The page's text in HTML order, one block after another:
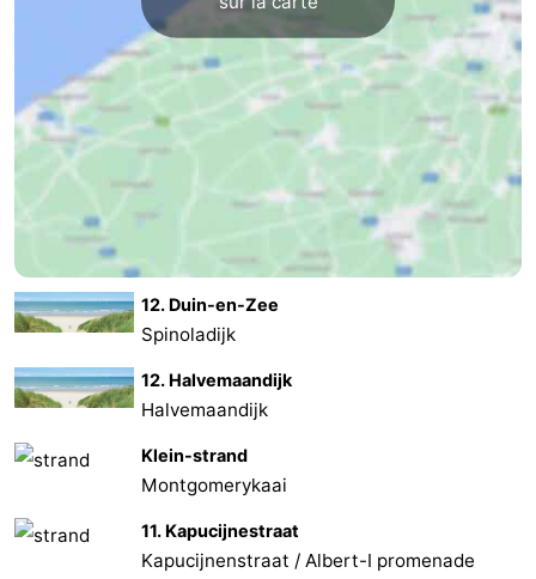
12. Duin-en-Zee
Spinoladijk
12. Halvemaandijk
Halvemaandijk
Klein-strand
Montgomerykaai
11. Kapucijnestraat
Kapucijnenstraat / Albert-I promenade